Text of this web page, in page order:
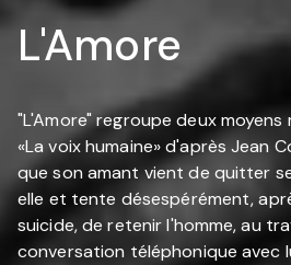
L'Amore
"L'Amore" regroupe deux moyens
«La voix humaine» d'après Jean
que son amant vient de quitter
elle et tente désespérément,
suicide, de retenir l'homme, au
conversation téléphonique avec